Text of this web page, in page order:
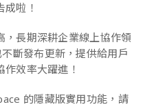
啦！
，長期深耕企業線上協作領
斷發布更新，提供給用戶
效率大躍進！
的隱藏版實用功能，請